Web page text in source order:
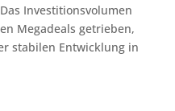
Investitionsvolumen
Megadeals getrieben,
stabilen Entwicklung in